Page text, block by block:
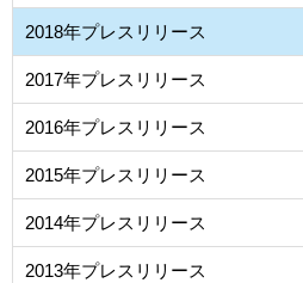
2018年プレスリリース
2017年プレスリリース
2016年プレスリリース
2015年プレスリリース
2014年プレスリリース
2013年プレスリリース